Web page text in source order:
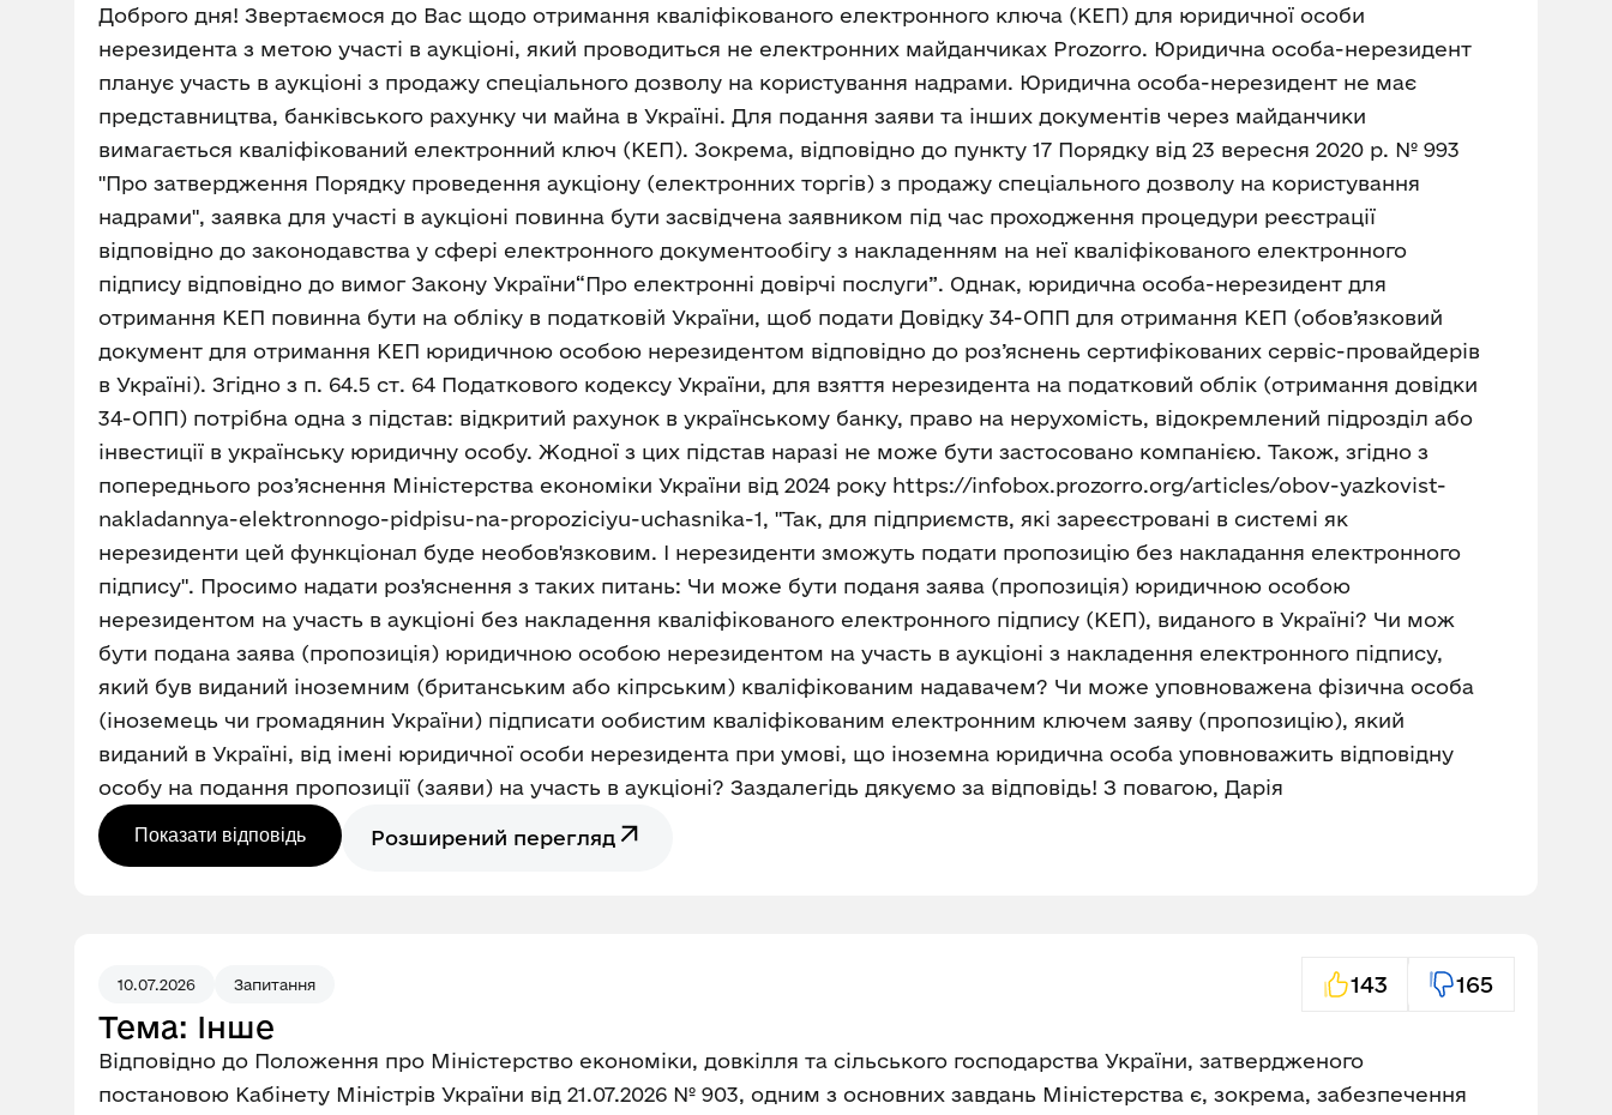
Доброго дня! Звертаємося до Вас щодо отримання кваліфікованого електронного ключа (КЕП) для юридичної особи
нерезидента з метою участі в аукціоні, який проводиться не електронних майданчиках Prozorro. Юридична особа-нерезидент
планує участь в аукціоні з продажу спеціального дозволу на користування надрами. Юридична особа-нерезидент не має
представництва, банківського рахунку чи майна в Україні. Для подання заяви та інших документів через майданчики
вимагається кваліфікований електронний ключ (КЕП). Зокрема, відповідно до пункту 17 Порядку від 23 вересня 2020 р. № 993
"Про затвердження Порядку проведення аукціону (електронних торгів) з продажу спеціального дозволу на користування
надрами", заявка для участі в аукціоні повинна бути засвідчена заявником під час проходження процедури реєстрації
відповідно до законодавства у сфері електронного документообігу з накладенням на неї кваліфікованого електронного
підпису відповідно до вимог Закону України“Про електронні довірчі послуги”. Однак, юридична особа-нерезидент для
отримання КЕП повинна бути на обліку в податковій України, щоб подати Довідку 34-ОПП для отримання КЕП (обов’язковий
документ для отримання КЕП юридичною особою нерезидентом відповідно до роз’яснень сертифікованих сервіс-провайдерів
в Україні). Згідно з п. 64.5 ст. 64 Податкового кодексу України, для взяття нерезидента на податковий облік (отримання довідки
34-ОПП) потрібна одна з підстав: відкритий рахунок в українському банку, право на нерухомість, відокремлений підрозділ або
інвестиції в українську юридичну особу. Жодної з цих підстав наразі не може бути застосовано компанією. Також, згідно з
попереднього роз’яснення Міністерства економіки України від 2024 року https://infobox.prozorro.org/articles/obov-yazkovist-
nakladannya-elektronnogo-pidpisu-na-propoziciyu-uchasnika-1, "Так, для підприємств, які зареєстровані в системі як
нерезиденти цей функціонал буде необов'язковим. І нерезиденти зможуть подати пропозицію без накладання електронного
підпису". Просимо надати роз'яснення з таких питань: Чи може бути поданя заява (пропозиція) юридичною особою
нерезидентом на участь в аукціоні без накладення кваліфікованого електронного підпису (КЕП), виданого в Україні? Чи мож
бути подана заява (пропозиція) юридичною особою нерезидентом на участь в аукціоні з накладення електронного підпису,
який був виданий іноземним (британським або кіпрським) кваліфікованим надавачем? Чи може уповноважена фізична особа
(іноземець чи громадянин України) підписати ообистим кваліфікованим електронним ключем заяву (пропозицію), який
виданий в Україні, від імені юридичної особи нерезидента при умові, що іноземна юридична особа уповноважить відповідну
особу на подання пропозиції (заяви) на участь в аукціоні? Заздалегідь дякуємо за відповідь! З повагою, Дарія
Показати відповідь Розширений перегляд
10.07.2026 Запитання 143 165
Тема: Інше
Відповідно до Положення про Міністерство економіки, довкілля та сільського господарства України, затвердженого
постановою Кабінету Міністрів України від 21.07.2026 № 903, одним з основних завдань Міністерства є, зокрема, забезпечення